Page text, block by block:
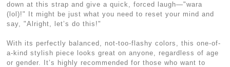
down at this strap and give a quick, forced laugh—"wara
(lol)!" It might be just what you need to reset your mind and
say, "Alright, let’s do this!"
With its perfectly balanced, not-too-flashy colors, this one-of-
a-kind stylish piece looks great on anyone, regardless of age
or gender. It’s highly recommended for those who want to